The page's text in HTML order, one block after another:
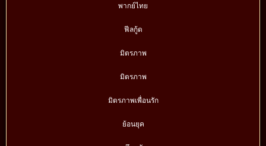
พากย์ไทย
ฟีลกู้ด
มิตรภาพ
มิตรภาพ
มิตรภาพเพื่อนรัก
ย้อนยุค